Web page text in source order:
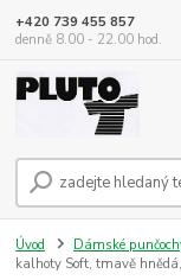
+420 739 455 857
denně 8.00 - 22.00 hod.
Úvod Dámské
kalhoty Soft, tmavě